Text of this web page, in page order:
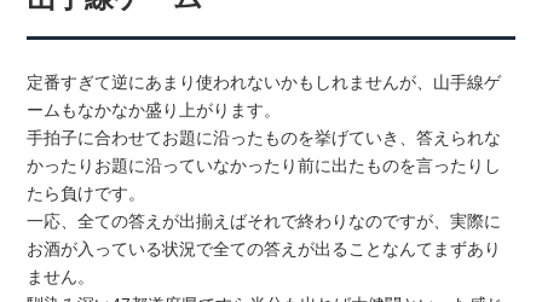
定番すぎて逆にあまり使われないかもしれませんが、山手線ゲ
ームもなかなか盛り上がります。
手拍子に合わせてお題に沿ったものを挙げていき、答えられな
かったりお題に沿っていなかったり前に出たものを言ったりし
たら負けです。
一応、全ての答えが出揃えばそれで終わりなのですが、実際に
お酒が入っている状況で全ての答えが出ることなんてまずあり
ません。